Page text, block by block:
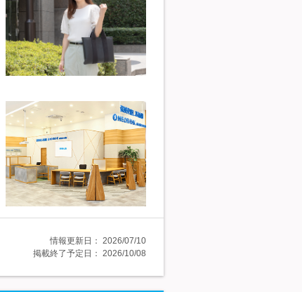
情報更新日： 2026/07/10
掲載終了予定日： 2026/10/08